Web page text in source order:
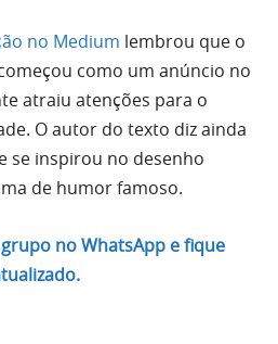
no Medium lembrou que o
como um anúncio no
atraiu atenções para o
O autor do texto diz ainda
se inspirou no desenho
de humor famoso.
no WhatsApp e fique